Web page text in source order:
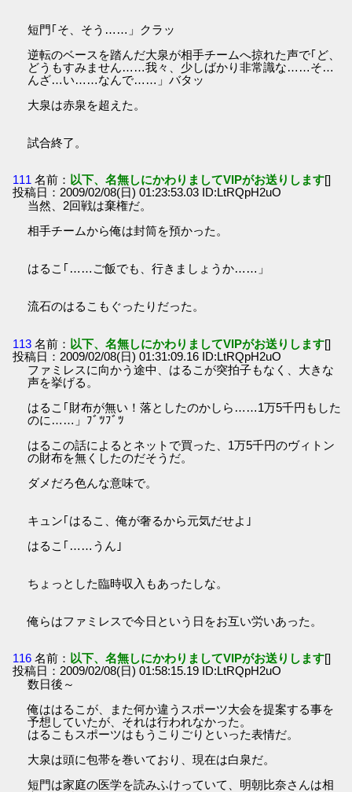
短門｢そ、そう……」クラッ
逆転のベースを踏んだ大泉が相手チームへ掠れた声で｢ど、
どうもすみません……我々、少しばかり非常識な……そ…
んざ…い……なんで……」バタッ
大泉は赤泉を超えた。
試合終了。
111 名前： 以下、名無しにかわりましてVIPがお送りします[]
投稿日：2009/02/08(日) 01:23:53.03 ID:LtRQpH2uO
当然、2回戦は棄権だ。
相手チームから俺は封筒を預かった。
はるこ｢……ご飯でも、行きましょうか……」
流石のはるこもぐったりだった。
113 名前： 以下、名無しにかわりましてVIPがお送りします[]
投稿日：2009/02/08(日) 01:31:09.16 ID:LtRQpH2uO
ファミレスに向かう途中、はるこが突拍子もなく、大きな
声を挙げる。
はるこ｢財布が無い！落としたのかしら……1万5千円もした
のに……」ﾌﾞﾂﾌﾞﾂ
はるこの話によるとネットで買った、1万5千円のヴィトン
の財布を無くしたのだそうだ。
ダメだろ色んな意味で。
キュン｢はるこ、俺が奢るから元気だせよ｣
はるこ｢……うん｣
ちょっとした臨時収入もあったしな。
俺らはファミレスで今日という日をお互い労いあった。
116 名前： 以下、名無しにかわりましてVIPがお送りします[]
投稿日：2009/02/08(日) 01:58:15.19 ID:LtRQpH2uO
数日後～
俺ははるこが、また何か違うスポーツ大会を提案する事を
予想していたが、それは行われなかった。
はるこもスポーツはもうこりごりといった表情だ。
大泉は頭に包帯を巻いており、現在は白泉だ。
短門は家庭の医学を読みふけっていて、明朝比奈さんは相